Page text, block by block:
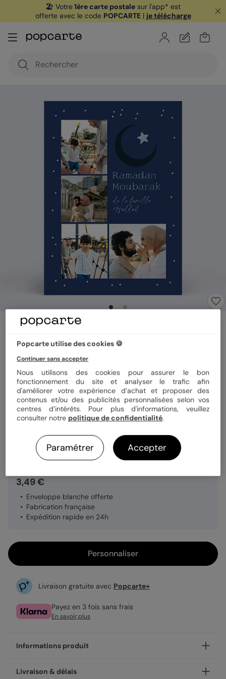
🏖️ Votre1ère carte postale sur l'app* est
offerte avec le code POPCARTE| je télécharge
Carte de voeux
Format 12x17 cm
Papier Papier Satiné
Quantité 1 carte
3,49 €
Enveloppe blanche offerte
Fabrication française
Expédition rapide en 24h
Personnaliser
Livraison gratuite avec Popcarte+
Payez en 3 fois sans frais
En savoir plus
Informations produit
Personnalisez votre carte de voeux particuliers Croissant et
Livraison & délais
Popcarte utilise des cookies 🍪
Continuer sans accepter
Nous utilisons des cookies pour assurer le bon
fonctionnement du site et analyser le trafic afin
d'améliorer votre expérience d’achat et proposer des
contenus et/ou des publicités personnalisées selon vos
centres d’intérêts. Pour plus d'informations, veuillez
consulter notre politique de confidentialité.
Paramétrer Accepter